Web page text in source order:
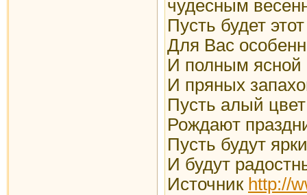
чудесным
Пусть будет
Для Вас
И полным ясной
И пряных
Пусть алый
Рождают
Пусть будут
И будут
Источник http://